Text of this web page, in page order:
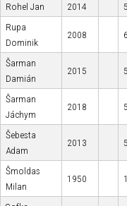
Rohel Jan 2014
Rupa
Dominik
2008
Šarman
Damián
2015
Šarman
Jáchym
2018
Šebesta
Adam
2013
Šmoldas
Milan
1950